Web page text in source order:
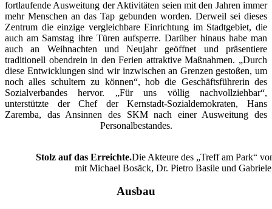
fortlaufende Ausweitung der Aktivitäten seien mit den Jahren immer
mehr Menschen an das Tap gebunden worden. Derweil sei dieses
Zentrum die einzige vergleichbare Einrichtung im Stadtgebiet, die
auch am Samstag ihre Türen aufsperre. Darüber hinaus habe man
auch an Weihnachten und Neujahr geöffnet und präsentiere
traditionell obendrein in den Ferien attraktive Maßnahmen. „Durch
diese Entwicklungen sind wir inzwischen an Grenzen gestoßen, um
noch alles schultern zu können“, hob die Geschäftsführerin des
Sozialverbandes hervor. „Für uns völlig nachvollziehbar“,
unterstützte der Chef der Kernstadt-Sozialdemokraten, Hans
Zaremba, das Ansinnen des SKM nach einer Ausweitung des
Personalbestandes.
Stolz auf das Erreichte.Die Akteure des „Treff am Park“
mit Michael Bosäck, Dr. Pietro Basile und
Ausbau